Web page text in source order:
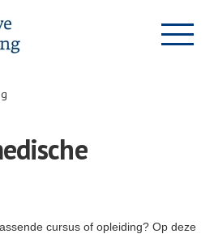
cursus of opleiding? Op deze